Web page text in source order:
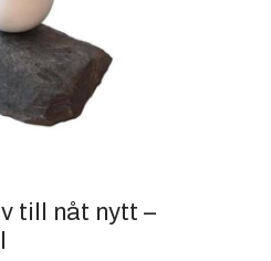
till nåt nytt –